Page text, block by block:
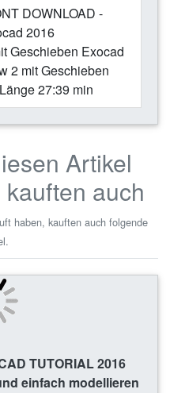
DOWNLOAD -
2016
Geschieben Exocad
2 mit Geschieben
27:39 min
Artikel
auch
haben, kauften auch folgende
TUTORIAL 2016
einfach modellieren